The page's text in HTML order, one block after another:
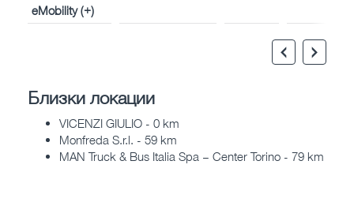
eMobility (+)
Близки локации
VICENZI GIULIO - 0 km
Monfreda S.r.l. - 59 km
MAN Truck & Bus Italia Spa – Center Torino - 79 km